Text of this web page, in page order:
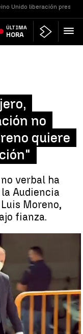
Unido liberación presos
ÚLTIMA
HORA
no
quiere
verbal ha
Audiencia
Moreno,
fianza.
no verbal:
de atención“ |